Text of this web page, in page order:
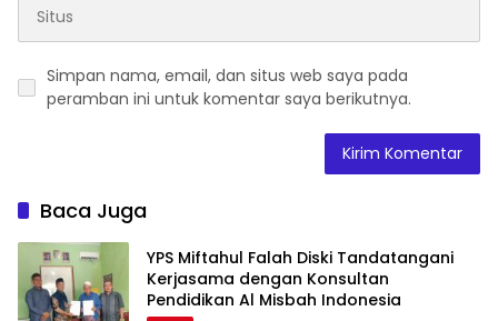
Simpan nama, email, dan situs web saya pada
peramban ini untuk komentar saya berikutnya.
Baca Juga
YPS Miftahul Falah Diski Tandatangani
Kerjasama dengan Konsultan
Pendidikan Al Misbah Indonesia